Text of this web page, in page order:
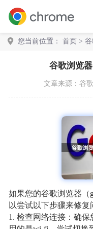
您当前位置： 首页 >
谷歌浏览
文章来源： 谷
如果您的谷歌浏览器（
以尝试以下步骤来修复
1. 检查网络连接：确